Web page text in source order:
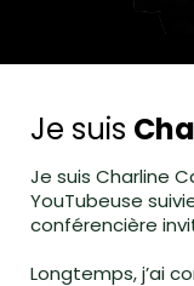
Je suis
Je suis Charline
YouTubeuse
conférencière
Longtemps, j’ai